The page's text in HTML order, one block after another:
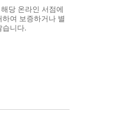
당 온라인 서점에
여 보증하거나 별
습니다.